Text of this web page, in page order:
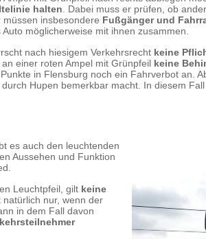
halten . Dabei muss er prüfen, ob
müssen insbesondere Fußgänger und
möglicherweise mit ihnen zusammen.
nach hiesigem Verkehrsrecht keine
einer roten Ampel mit Grünpfeil keine
in Flensburg noch ein Fahrverbot an.
Hupen bemerkbar macht. In diesem Fall
es auch den leuchtenden
Aussehen und Funktion
Leuchtpfeil, gilt keine
natürlich nur, wenn der
in dem Fall davon